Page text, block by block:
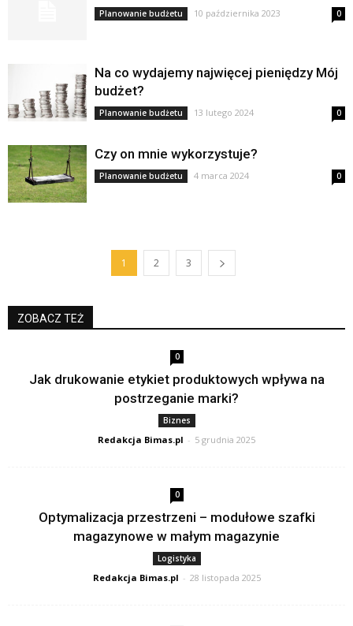
Planowanie budżetu 10 października 2023 0
Na co wydajemy najwięcej pieniędzy Mój
budżet?
Planowanie budżetu 13 lutego 2024 0
Czy on mnie wykorzystuje?
Planowanie budżetu 4 marca 2024 0
1 2 3
ZOBACZ TEŻ
0
Jak drukowanie etykiet produktowych wpływa na
postrzeganie marki?
Biznes
Redakcja Bimas.pl - 5 grudnia 2025
0
Optymalizacja przestrzeni – modułowe szafki
magazynowe w małym magazynie
Logistyka
Redakcja Bimas.pl - 28 listopada 2025